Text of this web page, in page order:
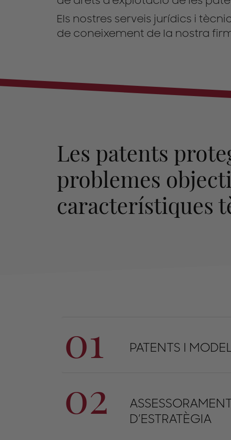
Els nostres serveis jurídics i
de coneixement de la nostra
Les patents
problemes
característiques
01 PATENTS I
02
D’ESTRATÈGIA